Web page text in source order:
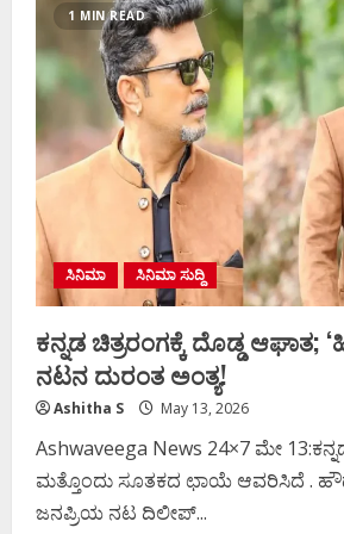
1 MIN READ
ಸಿನಿಮಾ ಸಿನಿಮಾ ಸುದ್ದಿ
ಕನ್ನಡ ಚಿತ್ರರಂಗಕ್ಕೆ ದೊಡ್ಡ ಆಘಾತ;
ನಟನ ದುರಂತ ಅಂತ್ಯ!
Ashitha S May 13, 2026
Ashwaveega News 24×7 ಮೇ
ಮತ್ತೊಂದು ಸೂತಕದ ಛಾಯೆ ಆವರಿಸಿದೆ .
ಜನಪ್ರಿಯ ನಟ ದಿಲೀಪ್‌...